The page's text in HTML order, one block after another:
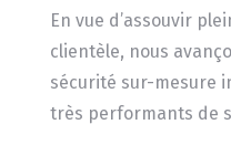
En vue d’assouvir
clientèle, nous
sécurité sur-mesure
très performants de